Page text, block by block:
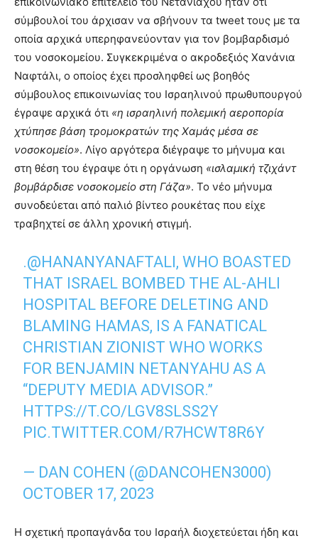
σύμβουλοί του άρχισαν να σβήνουν τα tweet τους με τα
οποία αρχικά υπερηφανεύονταν για τον βομβαρδισμό
του νοσοκομείου. Συγκεκριμένα ο ακροδεξιός Χανάνια
Ναφτάλι, ο οποίος έχει προσληφθεί ως βοηθός
σύμβουλος επικοινωνίας του Ισραηλινού πρωθυπουργού
έγραψε αρχικά ότι «η ισραηλινή πολεμική αεροπορία
χτύπησε βάση τρομοκρατών της Χαμάς μέσα σε
νοσοκομείο». Λίγο αργότερα διέγραψε το μήνυμα και
στη θέση του έγραψε ότι η οργάνωση «ισλαμική τζιχάντ
βομβάρδισε νοσοκομείο στη Γάζα». Το νέο μήνυμα
συνοδεύεται από παλιό βίντεο ρουκέτας που είχε
τραβηχτεί σε άλλη χρονική στιγμή.
.@HANANYANAFTALI, WHO BOASTED
THAT ISRAEL BOMBED THE AL-AHLI
HOSPITAL BEFORE DELETING AND
BLAMING HAMAS, IS A FANATICAL
CHRISTIAN ZIONIST WHO WORKS
FOR BENJAMIN NETANYAHU AS A
“DEPUTY MEDIA ADVISOR.”
HTTPS://T.CO/LGV8SLSS2Y
PIC.TWITTER.COM/R7HCWT8R6Y
— DAN COHEN (@DANCOHEN3000)
OCTOBER 17, 2023
Η σχετική προπαγάνδα του Ισραήλ διοχετεύεται ήδη και